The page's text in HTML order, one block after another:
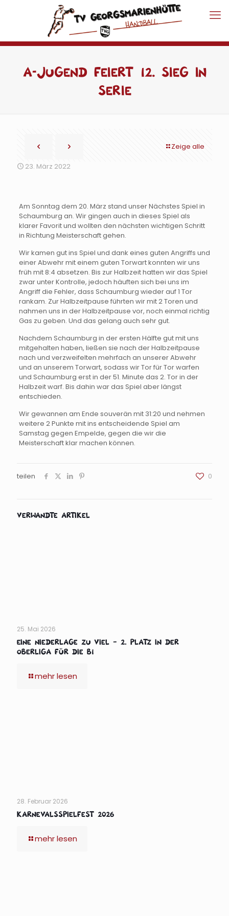
A-Jugend feiert 12. Sieg in
Serie
Zeige alle
23. März 2022
Am Sonntag dem 20. März stand unser Nächstes Spiel in
Schaumburg an. Wir gingen auch in dieses Spiel als
klarer Favorit und wollten den nächsten wichtigen Schritt
in Richtung Meisterschaft gehen.
Wir kamen gut ins Spiel und dank eines guten Angriffs und
einer Abwehr mit einem guten Torwart konnten wir uns
früh mit 8:4 absetzen. Bis zur Halbzeit hatten wir das Spiel
zwar unter Kontrolle, jedoch häuften sich bei uns im
Angriff die Fehler, dass Schaumburg wieder auf 1 Tor
rankam. Zur Halbzeitpause führten wir mit 2 Toren und
nahmen uns in der Halbzeitpause vor, noch einmal richtig
Gas zu geben. Und das gelang auch sehr gut.
Nachdem Schaumburg in der ersten Hälfte gut mit uns
mitgehalten haben, ließen sie nach der Halbzeitpause
nach und verzweifelten mehrfach an unserer Abwehr
und an unserem Torwart, sodass wir Tor für Tor warfen
und Schaumburg erst in der 51. Minute das 2. Tor in der
Halbzeit warf. Bis dahin war das Spiel aber längst
entschieden.
Wir gewannen am Ende souverän mit 31:20 und nehmen
weitere 2 Punkte mit ins entscheidende Spiel am
Samstag gegen Empelde, gegen die wir die
Meisterschaft klar machen können.
teilen 0
Verwandte Artikel
25. Mai 2026
Eine Niederlage zu viel – 2. Platz in der
Oberliga für die B1
mehr lesen
28. Februar 2026
Karnevalsspielfest 2026
mehr lesen